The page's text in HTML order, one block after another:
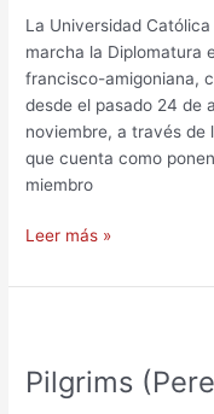
La Universidad
marcha la Diplomatura
francisco-amigoniana,
desde el pasado 24 de
noviembre, a través de
que cuenta como
miembro
Leer más »
Pilgrims